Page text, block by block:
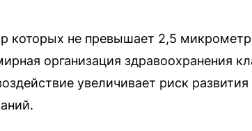
которых не превышает 2,5
организация здравоохранения
увеличивает риск